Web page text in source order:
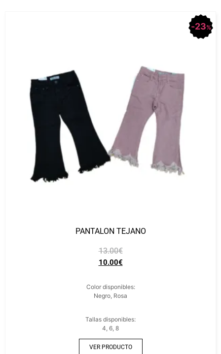
23%
PANTALON TEJANO
13.00€
10.00€
Color disponibles:
Negro, Rosa
Tallas disponibles:
4, 6, 8
VER PRODUCTO